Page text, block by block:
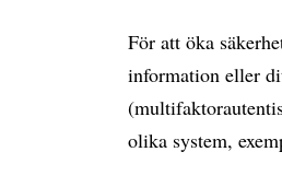
För att öka
information eller
olika system,